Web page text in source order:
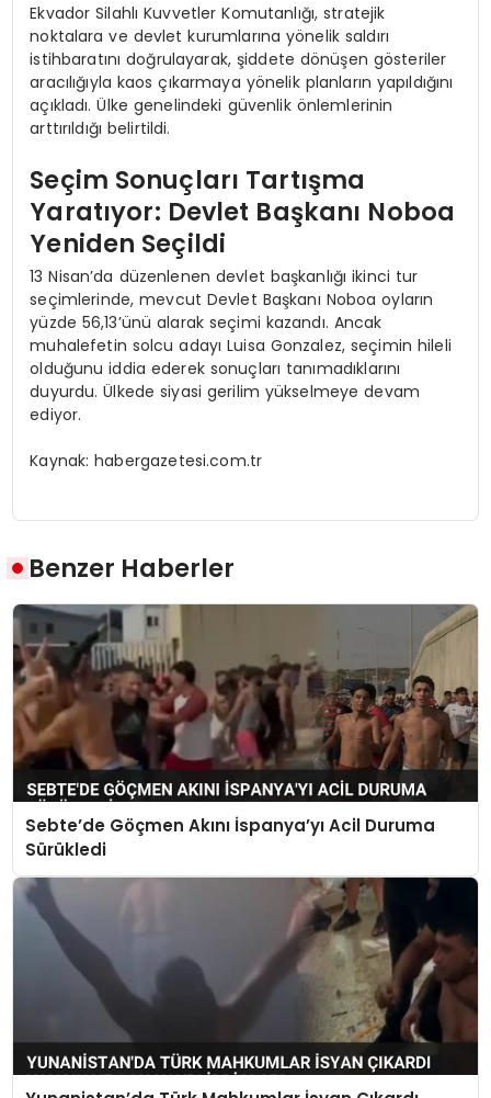
Ekvador Silahlı Kuvvetler Komutanlığı, stratejik
noktalara ve devlet kurumlarına yönelik saldırı
istihbaratını doğrulayarak, şiddete dönüşen gösteriler
aracılığıyla kaos çıkarmaya yönelik planların yapıldığını
açıkladı. Ülke genelindeki güvenlik önlemlerinin
arttırıldığı belirtildi.
Seçim Sonuçları Tartışma
Yaratıyor: Devlet Başkanı Noboa
Yeniden Seçildi
13 Nisan’da düzenlenen devlet başkanlığı ikinci tur
seçimlerinde, mevcut Devlet Başkanı Noboa oyların
yüzde 56,13’ünü alarak seçimi kazandı. Ancak
muhalefetin solcu adayı Luisa Gonzalez, seçimin hileli
olduğunu iddia ederek sonuçları tanımadıklarını
duyurdu. Ülkede siyasi gerilim yükselmeye devam
ediyor.
Kaynak: habergazetesi.com.tr
Benzer Haberler
Sebte’de Göçmen Akını İspanya’yı Acil Duruma
Sürükledi